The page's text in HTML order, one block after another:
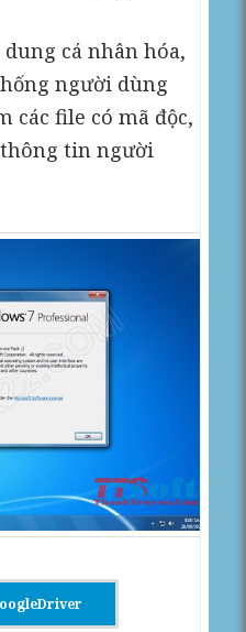
cá nhân hóa,
người dùng
các file có mã độc,
tin người